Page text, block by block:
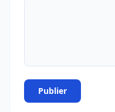
Publier